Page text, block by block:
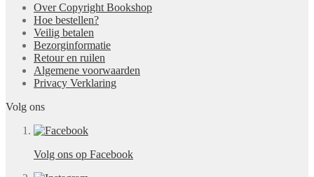
Over Copyright Bookshop
Hoe bestellen?
Veilig betalen
Bezorginformatie
Retour en ruilen
Algemene voorwaarden
Privacy Verklaring
Volg ons
Volg ons op Facebook